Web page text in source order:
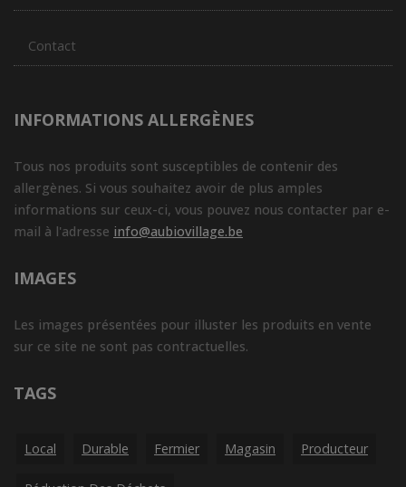
Contact
INFORMATIONS ALLERGÈNES
Tous nos produits sont susceptibles de contenir des
allergènes. Si vous souhaitez avoir de plus amples
informations sur ceux-ci, vous pouvez nous contacter par e-
mail à l'adresse info@aubiovillage.be
IMAGES
Les images présentées pour illuster les produits en vente
sur ce site ne sont pas contractuelles.
TAGS
Local Durable Fermier Magasin Producteur